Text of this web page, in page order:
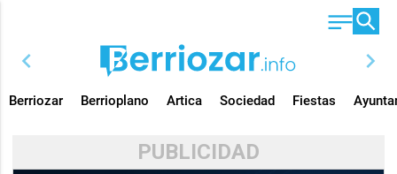
chevron_left chevron_right
Berriozar Berrioplano Artica Sociedad Fiestas
PUBLICIDAD